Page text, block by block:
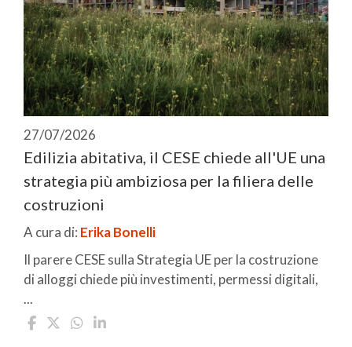
27/07/2026
Edilizia abitativa, il CESE chiede all'UE una
strategia più ambiziosa per la filiera delle
costruzioni
A cura di: Erika Bonelli
Il parere CESE sulla Strategia UE per la costruzione
di alloggi chiede più investimenti, permessi digitali,
...